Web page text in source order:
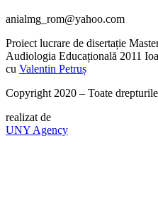
anialmg_rom@yahoo.com
Proiect lucrare de disertație
Audiologia Educațională 2011
cu Valentin Petruș
Copyright 2020 – Toate
realizat de
UNY Agency